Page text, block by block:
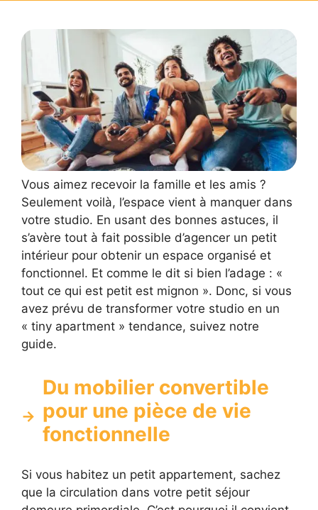
Vous aimez recevoir la famille et les amis ?
Seulement voilà, l’espace vient à manquer dans
votre studio. En usant des bonnes astuces, il
s’avère tout à fait possible d’agencer un petit
intérieur pour obtenir un espace organisé et
fonctionnel. Et comme le dit si bien l’adage : «
tout ce qui est petit est mignon ». Donc, si vous
avez prévu de transformer votre studio en un
« tiny apartment » tendance, suivez notre
guide.
Du mobilier convertible
pour une pièce de vie
fonctionnelle
Si vous habitez un petit appartement, sachez
que la circulation dans votre petit séjour